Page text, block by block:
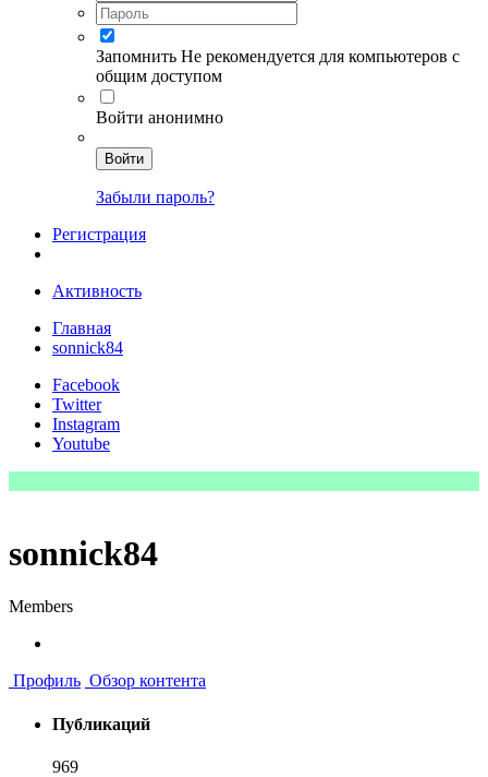
Запомнить Не рекомендуется для компьютеров с
общим доступом
Войти анонимно
Войти
Забыли пароль?
Регистрация
Активность
Главная
sonnick84
Facebook
Twitter
Instagram
Youtube
sonnick84
Members
Профиль Обзор контента
Публикаций
969